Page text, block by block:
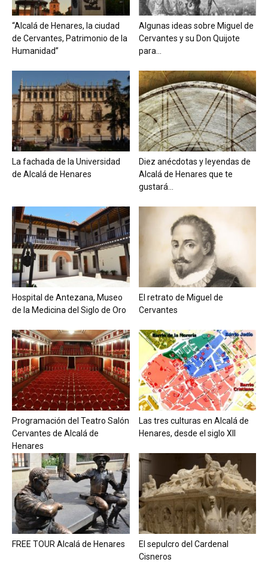
“Alcalá de Henares, la ciudad
de Cervantes, Patrimonio de la
Humanidad”
Algunas ideas sobre Miguel de
Cervantes y su Don Quijote
para...
La fachada de la Universidad
de Alcalá de Henares
Diez anécdotas y leyendas de
Alcalá de Henares que te
gustará...
Hospital de Antezana, Museo
de la Medicina del Siglo de Oro
El retrato de Miguel de
Cervantes
Programación del Teatro Salón
Cervantes de Alcalá de
Henares
Las tres culturas en Alcalá de
Henares, desde el siglo XII
FREE TOUR Alcalá de Henares
El sepulcro del Cardenal
Cisneros